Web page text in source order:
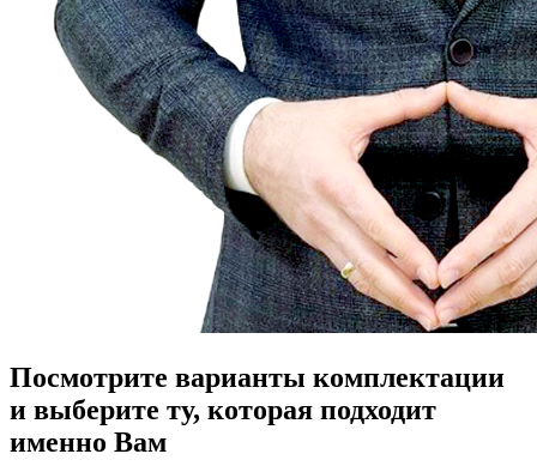
Посмотрите варианты комплектации
и выберите ту, которая подходит
именно Вам